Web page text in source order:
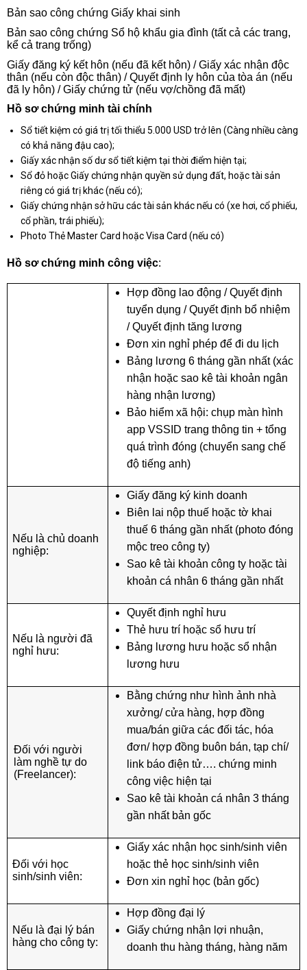
Bản sao công chứng Giấy khai sinh
Bản sao công chứng Sổ hộ khẩu gia đình (tất cả các trang,
kể cả trang trống)
Giấy đăng ký kết hôn (nếu đã kết hôn) / Giấy xác nhận độc
thân (nếu còn độc thân) / Quyết định ly hôn của tòa án (nếu
đã ly hôn) / Giấy chứng tử (nếu vợ/chồng đã mất)
Hồ sơ chứng minh tài chính
Sổ tiết kiệm có giá trị tối thiểu 5.000 USD trở lên (Càng nhiều càng
có khả năng đậu cao);
Giấy xác nhận số dư sổ tiết kiệm tại thời điểm hiện tại;
Sổ đỏ hoặc Giấy chứng nhận quyền sử dụng đất, hoặc tài sản
riêng có giá trị khác (nếu có);
Giấy chứng nhận sở hữu các tài sản khác nếu có (xe hơi, cổ phiếu,
cổ phần, trái phiếu);
Photo Thẻ Master Card hoặc Visa Card (nếu có)
Hồ sơ chứng minh công việc:
Hợp đồng lao động / Quyết định
tuyển dụng / Quyết định bổ nhiệm
/ Quyết định tăng lương
Đơn xin nghỉ phép để đi du lịch
Bảng lương 6 tháng gần nhất (xác
nhận hoặc sao kê tài khoản ngân
hàng nhận lương)
Bảo hiểm xã hội: chụp màn hình
app VSSID trang thông tin + tổng
quá trình đóng (chuyển sang chế
độ tiếng anh)
Nếu là chủ doanh
nghiệp:
Giấy đăng ký kinh doanh
Biên lai nộp thuế hoặc tờ khai
thuế 6 tháng gần nhất (photo đóng
mộc treo công ty)
Sao kê tài khoản công ty hoặc tài
khoản cá nhân 6 tháng gần nhất
Nếu là người đã
nghỉ hưu:
Quyết định nghỉ hưu
Thẻ hưu trí hoặc sổ hưu trí
Bảng lương hưu hoặc sổ nhận
lương hưu
Đối với người
làm nghề tự do
(Freelancer):
Bằng chứng như hình ảnh nhà
xưởng/ cửa hàng, hợp đồng
mua/bán giữa các đối tác, hóa
đơn/ hợp đồng buôn bán, tạp chí/
link báo điện tử…. chứng minh
công việc hiện tại
Sao kê tài khoản cá nhân 3 tháng
gần nhất bản gốc
Đối với học
sinh/sinh viên:
Giấy xác nhận học sinh/sinh viên
hoặc thẻ học sinh/sinh viên
Đơn xin nghỉ học (bản gốc)
Nếu là đại lý bán
hàng cho công ty:
Hợp đồng đại lý
Giấy chứng nhận lợi nhuận,
doanh thu hàng tháng, hàng năm